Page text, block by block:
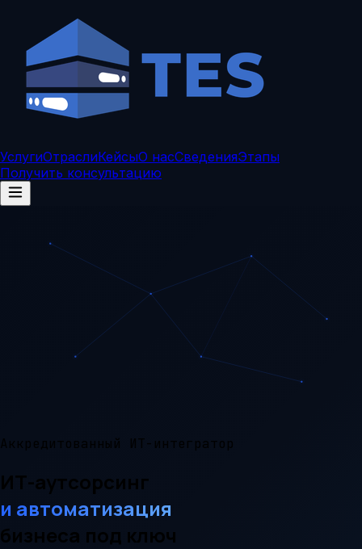
УслугиОтраслиКейсыО насСведенияЭтапы
Получить консультацию
Аккредитованный ИТ-интегратор
ИТ-аутсорсинг
и автоматизация
бизнеса под ключ